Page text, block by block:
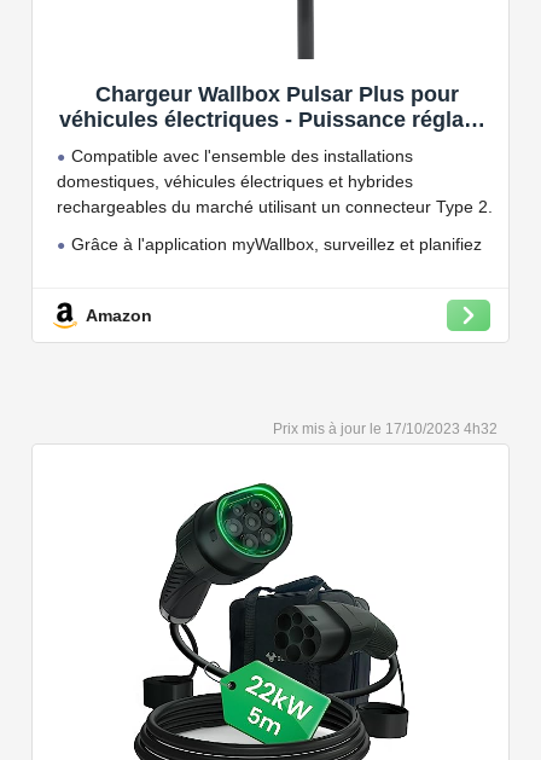
Chargeur Wallbox Pulsar Plus pour
véhicules électriques - Puissance réglable
jusqu'à 7.4 KW, câble de Charge Type 2,
Wi-FI et Bluetooth, OCPP
Compatible avec l'ensemble des installations
domestiques, véhicules électriques et hybrides
rechargeables du marché utilisant un connecteur Type 2.
Grâce à l'application myWallbox, surveillez et planifiez
Convient à une installation à l'intérieur et à l'extérieur,
Capacité de charge à puissance réglable jusqu'à 22
kW. Câble de charge Type 2 de 5 ou 7 mètres de long.
Compatible avec tous les compteurs d'énergie Wallbox
permettant d'éviter les pannes de courant, les surprises
sur vos factures d'énergie et de charger votre VE avec
vos panneaux solaires.
Amazon
17/10/2023 4h32